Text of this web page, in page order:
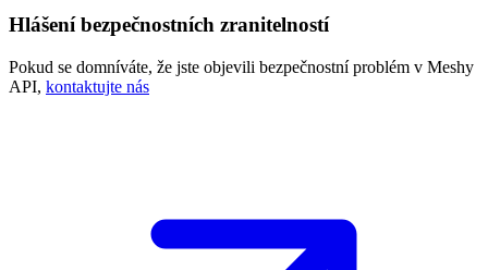
Hlášení bezpečnostních zranitelností
Pokud se domníváte, že jste objevili bezpečnostní problém v Meshy
API, kontaktujte nás